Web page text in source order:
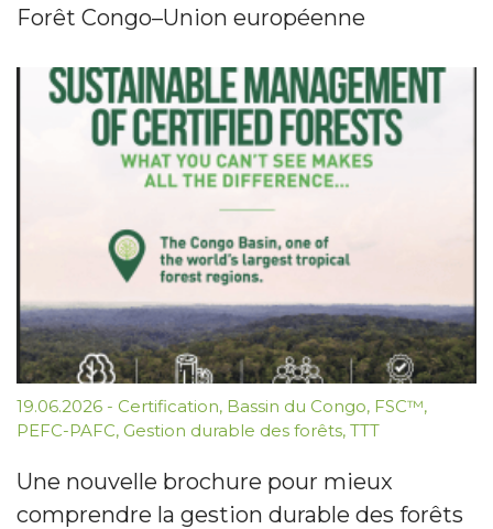
Forêt Congo–Union européenne
19.06.2026 - Certification, Bassin du Congo, FSC™,
PEFC-PAFC, Gestion durable des forêts, TTT
Une nouvelle brochure pour mieux
comprendre la gestion durable des forêts